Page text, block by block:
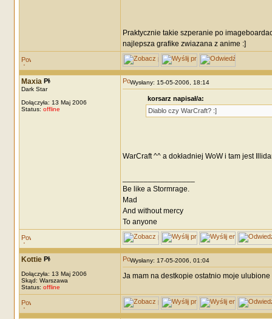
Praktycznie takie szperanie po
najlepsza grafike zwiazana z anime :]
Maxia
Dark Star
Dołączyła: 13 Maj 2006
Status: offline
Wysłany: 15-05-2006, 18:14
korsarz napisał/a:
Diablo czy WarCraft? :]
WarCraft ^^ a dokładniej WoW i tam jest
Be like a Stormrage.
Mad
And without mercy
To anyone
Kottie
Dołączyła: 13 Maj 2006
Skąd: Warszawa
Status: offline
Wysłany: 17-05-2006, 01:04
Ja mam na destkopie ostatnio moje